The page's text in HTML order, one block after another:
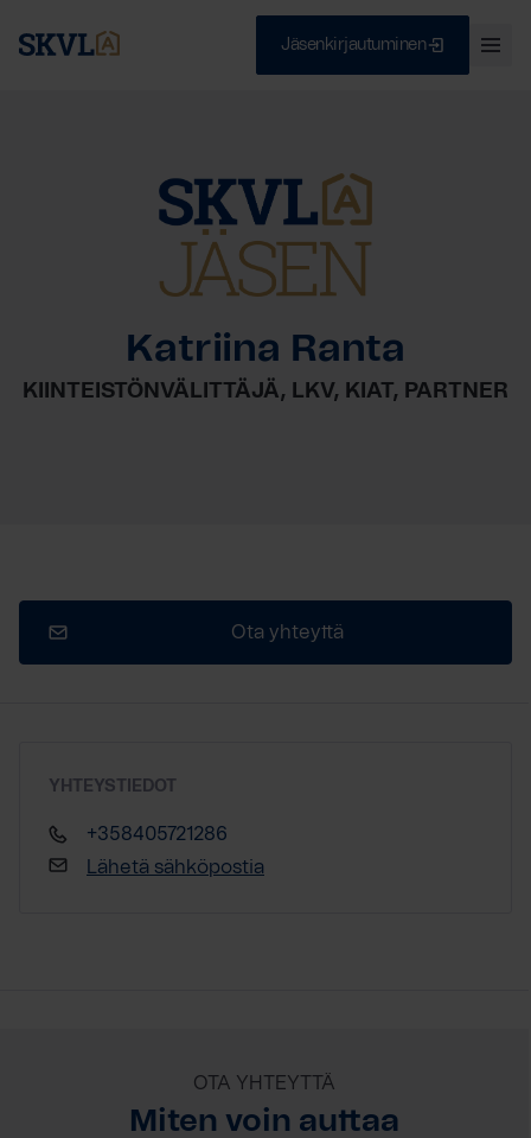
Jäsenkirjautuminen
Katriina Ranta
KIINTEISTÖNVÄLITTÄJÄ, LKV, KIAT, PARTNER
Ota yhteyttä
YHTEYSTIEDOT
+358405721286
Lähetä sähköpostia
OTA YHTEYTTÄ
Miten voin auttaa